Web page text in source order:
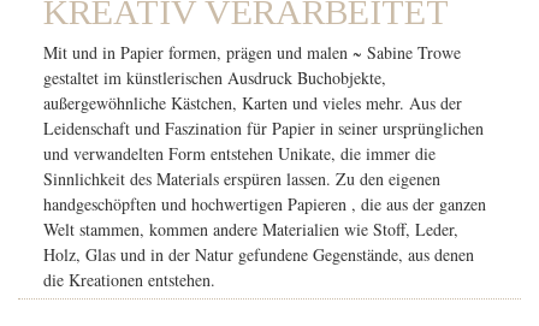
KREATIV VERARBEITET
Mit und in Papier formen, prägen und malen ~ Sabine Trowe
gestaltet im künstlerischen Ausdruck Buchobjekte,
außergewöhnliche Kästchen, Karten und vieles mehr. Aus der
Leidenschaft und Faszination für Papier in seiner ursprünglichen
und verwandelten Form entstehen Unikate, die immer die
Sinnlichkeit des Materials erspüren lassen. Zu den eigenen
handgeschöpften und hochwertigen Papieren , die aus der ganzen
Welt stammen, kommen andere Materialien wie Stoff, Leder,
Holz, Glas und in der Natur gefundene Gegenstände, aus denen
die Kreationen entstehen.